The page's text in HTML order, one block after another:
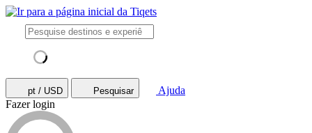
pt / USD Pesquisar
Ajuda
Fazer login